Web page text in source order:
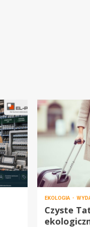
EKOLOGIA
Czyste